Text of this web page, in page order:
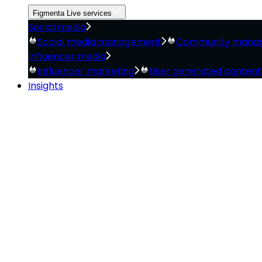
Figmenta Live services
Social media
Social media management
Community
Influencer media
Influencer marketing
User generated
Insights